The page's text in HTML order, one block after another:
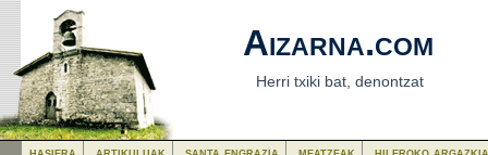
Aizarna.com
Herri txiki bat, denontzat